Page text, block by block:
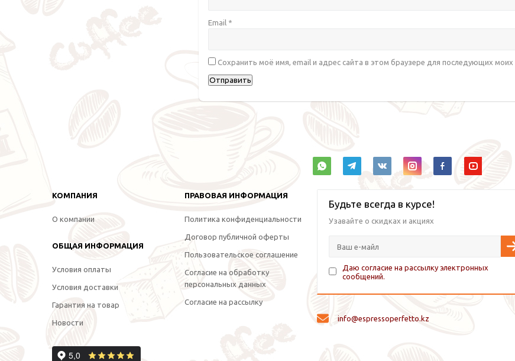
Email *
Сохранить моё имя, email и адрес сайта в этом браузере для последующих моих
КОМПАНИЯ
О компании
ОБЩАЯ ИНФОРМАЦИЯ
Условия оплаты
Условия доставки
Гарантия на товар
Новости
ПРАВОВАЯ ИНФОРМАЦИЯ
Политика конфиденциальности
Договор публичной оферты
Пользовательское соглашение
Согласие на обработку
персональных данных
Согласие на рассылку
Будьте всегда в курсе!
Узавайте о скидках и акциях
Даю согласие на рассылку электронных
сообщений.
info@espressoperfetto.kz